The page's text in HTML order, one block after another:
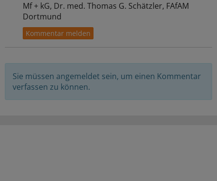
Mf + kG, Dr. med. Thomas G. Schätzler, FAfAM
Dortmund
Sie müssen angemeldet sein, um einen Kommentar
verfassen zu können.